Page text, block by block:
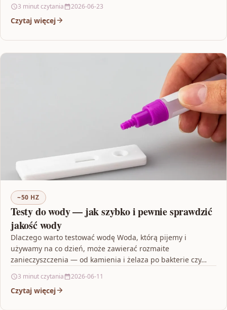
3 minut czytania 2026-06-23
Czytaj więcej
~50 HZ
Testy do wody — jak szybko i pewnie sprawdzić
jakość wody
Dlaczego warto testować wodę Woda, którą pijemy i
używamy na co dzień, może zawierać rozmaite
zanieczyszczenia — od kamienia i żelaza po bakterie czy…
3 minut czytania 2026-06-11
Czytaj więcej